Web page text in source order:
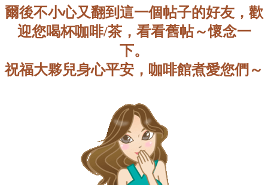
爾後不小心又翻到這一個帖子的好友，歡
迎您喝杯咖啡/茶，看看舊帖～懷念一
下。
祝福大夥兒身心平安，咖啡館煮愛您們～